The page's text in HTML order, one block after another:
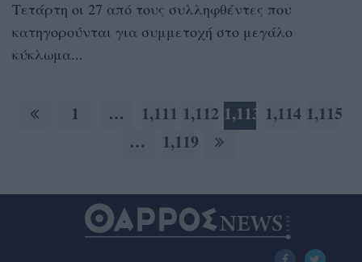
Τετάρτη οι 27 από τους συλληφθέντες που
κατηγορούνται για συμμετοχή στο μεγάλο
κύκλωμα...
1 … 1,111 1,112 1,113 1,114 1,115
…
1,119